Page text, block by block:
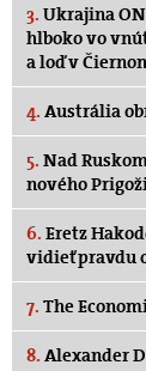
3. Ukrajina
hlboko vo
a loď v
4. Austrália
5. Nad
nového
6. Eretz
vidieť pravdu
7. The
8. Alexander